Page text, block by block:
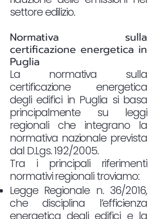
settore edilizio.
Normativa sulla
certificazione energetica in
Puglia
La normativa sulla
certificazione energetica
degli edifici in Puglia si basa
principalmente su leggi
regionali che integrano la
normativa nazionale prevista
dal D.Lgs. 192/2005.
Tra i principali riferimenti
normativi regionali troviamo:
Legge Regionale n. 36/2016,
che disciplina l’efficienza
energetica degli edifici e la